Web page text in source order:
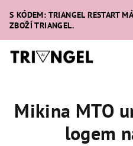
obsah
S KÓDEM: TRIANGEL RESTART
ZBOŽÍ TRIANGEL.
Mikina MTO
logem